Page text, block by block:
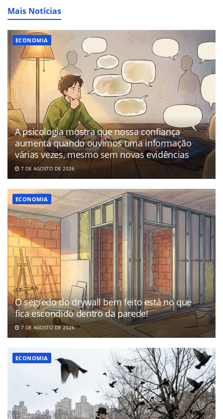
Mais Notícias
ECONOMIA
A psicologia mostra que nossa confiança
aumenta quando ouvimos uma informação
várias vezes, mesmo sem novas evidências
7 DE AGOSTO DE 2026
ECONOMIA
O segredo do drywall bem feito está no que
fica escondido dentro da parede!
7 DE AGOSTO DE 2026
ECONOMIA